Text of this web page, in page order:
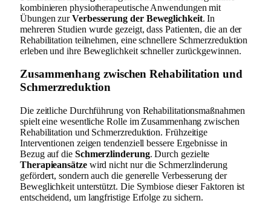
kombinieren physiotherapeutische Anwendungen mit
Übungen zurVerbesserung der Beweglichkeit. In
mehreren Studien wurde gezeigt, dass Patienten, die an der
Rehabilitation teilnehmen, eine schnellere Schmerzreduktion
erleben und ihre Beweglichkeit schneller zurückgewinnen.
Zusammenhang zwischen Rehabilitation und
Schmerzreduktion
Die zeitliche Durchführung von Rehabilitationsmaßnahmen
spielt eine wesentliche Rolle im Zusammenhang zwischen
Rehabilitation und Schmerzreduktion. Frühzeitige
Interventionen zeigen tendenziell bessere Ergebnisse in
Bezug auf die Schmerzlinderung. Durch gezielte
Therapieansätzewird nicht nur die Schmerzlinderung
gefördert, sondern auch die generelle Verbesserung der
Beweglichkeit unterstützt. Die Symbiose dieser Faktoren ist
entscheidend, um langfristige Erfolge zu sichern.